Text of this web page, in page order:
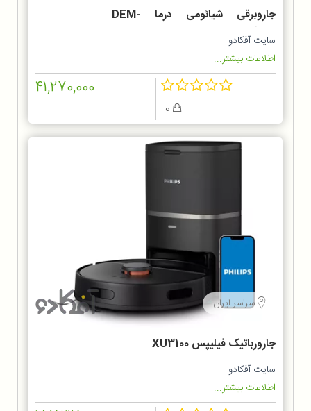
جاروبرقی شیائومی درما DEM-
TJ301W
سایت آفکادو
اطلاعات بیشتر...
41,270,000
سراسر ایران
جارورباتیک فیلیپس XU3100
سایت آفکادو
اطلاعات بیشتر...